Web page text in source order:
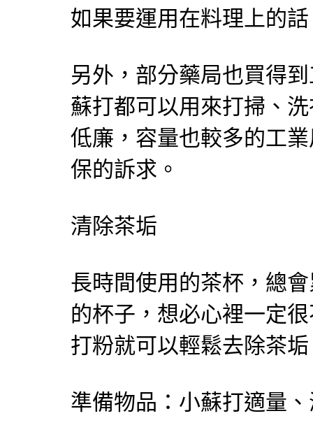
如果要運用在料理上的
另外，部分藥局也買得
蘇打都可以用來打掃、
低廉，容量也較多的工
保的訴求。
清除茶垢
長時間使用的茶杯，總
的杯子，想必心裡一定
打粉就可以輕鬆去除茶
準備物品：小蘇打適量